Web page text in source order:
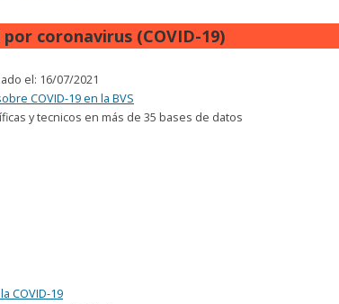
coronavirus (COVID-19)
el: 16/07/2021
COVID-19 en la BVS
y tecnicos en más de 35 bases de datos
COVID-19